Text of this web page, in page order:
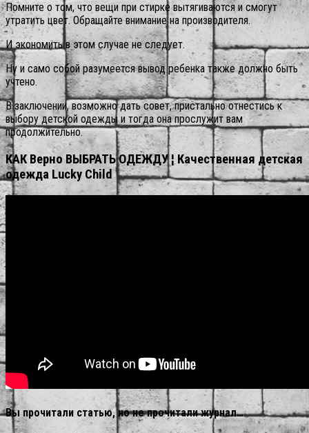
Помните о том, что вещи при стирке вытягиваются и смогут
утратить цвет. Обращайте внимание на производителя.
И экономить в этом случае не следует.
Ну и само собой разумеется вывод ребенка также должно быть
учтено.
В заключении, возможно дать совет, пристально отнестись к
выбору детской одежды и тогда она прослужит вам
продолжительно.
КАК Верно ВЫБРАТЬ ОДЕЖДУ ¦ Качественная детская
одежда Lucky Child
Вы прочитали статью, но не прочитали журнал…